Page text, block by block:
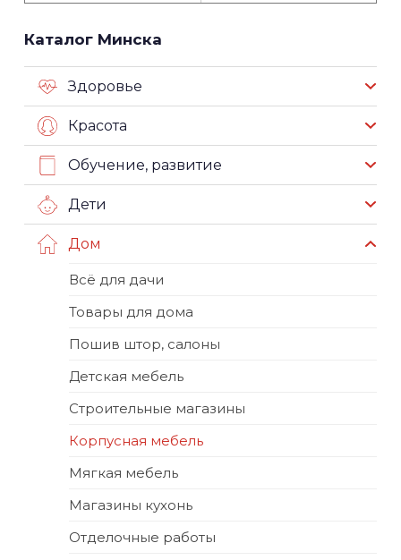
Каталог Минска
Здоровье
Красота
Обучение, развитие
Дети
Дом
Всё для дачи
Товары для дома
Пошив штор, салоны
Детская мебель
Строительные магазины
Корпусная мебель
Мягкая мебель
Магазины кухонь
Отделочные работы